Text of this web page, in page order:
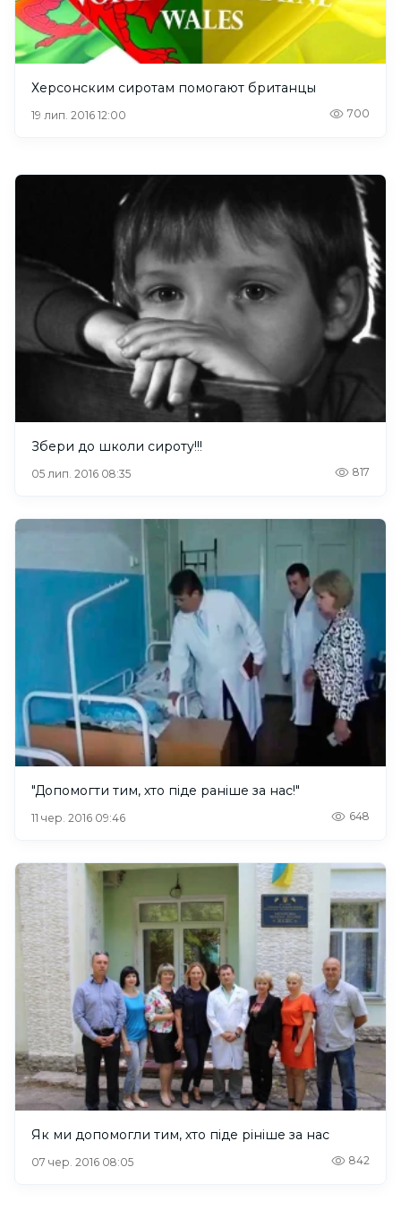
Херсонским сиротам помогают британцы
19 лип. 2016 12:00 700
Збери до школи сироту!!!
05 лип. 2016 08:35 817
"Допомогти тим, хто піде раніше за нас!"
11 чер. 2016 09:46 648
Як ми допомогли тим, хто піде рініше за нас
07 чер. 2016 08:05 842